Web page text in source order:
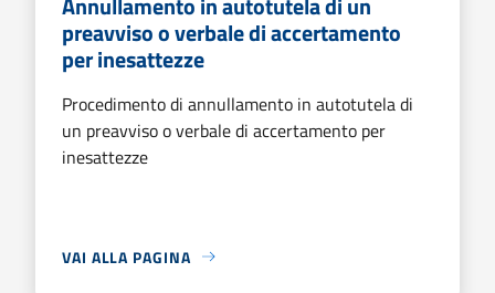
preavviso o verbale di accertamento
per inesattezze
Procedimento di annullamento in autotutela di
un preavviso o verbale di accertamento per
inesattezze
VAI ALLA PAGINA